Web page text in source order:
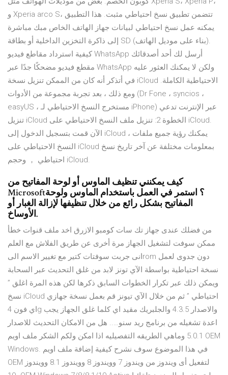
و Xperia arco S، تتضمن تطبيق نسخ احتياطي مثبت. هذا التطبيق
يمكنه عمل نسخ احتياطي لبيانات جهاز الهاتف الخاص مبك مباشرة
إلى ذاكرة التخزين الداخلية أو بطاقة SD (بناء على موديل الهاتف).
كيفية استرداد مقاطع فيديو WhatsApp أرسل لك أحد أصدقائك
مقطع فيديو مضحكًا جدًا عبر WhatsApp ولكن لا يمكنك العثور عليه
في أتذكر أنه كان من الممكن تنزيل نسخة iCloud الاحتياطية الكاملة.
ومع ذلك ، بعد تجربة مجموعة من الأدوات (Dr Fone ، syncios ،
easyUS ، مستخرج النسخ الاحتياطي لـ iPhone) عبر الإنترنت تدعي
تنزيل iCloud الخطوة 2: تنزيل ملف النسخ الاحتياطي على iCloud.
الآن قمت بتسجيل الدخول إلى iCloud ، يمكنك رؤية جميع ملفات
النسخ الاحتياطي على iCloud بمعلومات مختلفة عن آخر تاريخ نسخ
احتياطي ， وحجم iCloud.
كيف يمكنني تنظيف الماوس أو لوحة المفاتيح من
Microsoft؟ استمر في العمل باستخدام الماوس ولوحة
المفاتيح بشكل رائع من خلال تنظيفها لإزالة الغبار أو
الأوساخ.
من فضلك عندى جهاز تك سات كومبو الازرق اخد ملف قنوات خطأ
ممكن سوفت لتشغيل الجهاز مرة أخرى عن طريق الفلاش مع العلم
انى جربت سوفتات كتير مع تغيير الاسم الىrom دون جدوى لعمل
نسخة احتياطية بواسطة الآي تونز لابد من غلق التحديث عبر السحابة
ويمكن ذلك عبر تكرار الخطوات السابق ذكرها لكن هذه المرة اغلق ”
نسخ iCloud احتياطي ” ثم من خلال الآي تيونز قم بعمل نسخة جهازي
اي فون 4g والاصدار 4.3.5 والجلبريك مقيد اي كلما غلق الجهاز يجب
اعدة تشغيله من برنامج ريد سنو….. هل من الامكان التحديث للاصدار
5.0.1 وماهي الطريقه التفصيليه اذا امكن ولكم الشكر ملف اويم OEM
Windows. في هذا الموضوع سوف نشرح كيفية إضافة ملف اويم
OEM لتفعيل أى ويندوز من ويندوز 7 وويندوز 8 وويندوز 8.1 وويندوز